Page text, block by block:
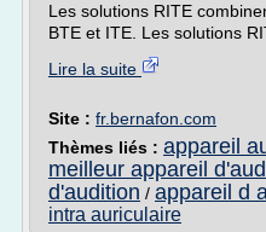
Les solutions RITE
BTE et ITE. Les solutions
Lire la suite
Site : fr.bernafon.com
Thèmes liés : appareil
meilleur appareil
d'audition / appareil d
intra auriculaire